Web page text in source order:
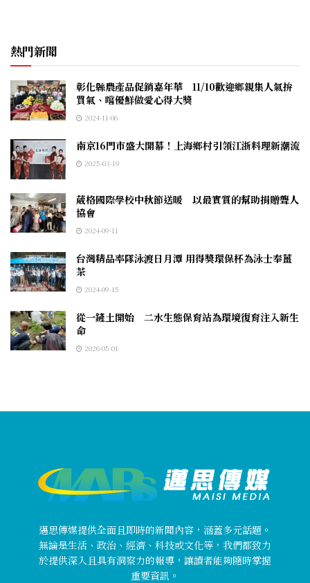
熱門新聞
彰化縣農產品促銷嘉年華 11/10歡迎鄉親集人氣拚
買氣、嚐優鮮做愛心得大獎
2024-11-06
南京16門市盛大開幕！上海鄉村引領江浙料理新潮流
2025-03-19
葳格國際學校中秋節送暖 以最實質的幫助捐贈聾人
協會
2024-09-11
台灣精品率隊泳渡日月潭 用得獎環保杯為泳士奉薑
茶
2024-09-15
從一鏟土開始 二水生態保育站為環境復育注入新生
命
2026-05-01
邁思傳媒提供全面且即時的新聞內容，涵蓋多元話題。
無論是生活、政治、經濟、科技或文化等，我們都致力
於提供深入且具有洞察力的報導，讓讀者能夠隨時掌握
重要資訊。